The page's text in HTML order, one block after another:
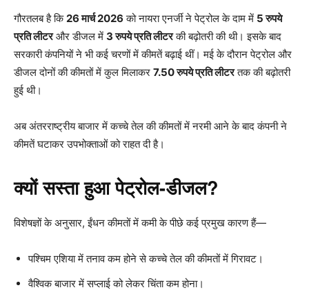
गौरतलब है कि26 मार्च 2026 को नायरा एनर्जी ने पेट्रोल के दाम में 5 रुपये
प्रति लीटरऔर डीजल में 3 रुपये प्रति लीटरकी बढ़ोतरी की थी। इसके बाद
सरकारी कंपनियों ने भी कई चरणों में कीमतें बढ़ाई थीं। मई के दौरान पेट्रोल और
डीजल दोनों की कीमतों में कुल मिलाकर 7.50 रुपये प्रति लीटरतक की बढ़ोतरी
हुई थी।
अब अंतरराष्ट्रीय बाजार में कच्चे तेल की कीमतों में नरमी आने के बाद कंपनी ने
कीमतें घटाकर उपभोक्ताओं को राहत दी है।
क्यों सस्ता हुआ पेट्रोल-डीजल?
विशेषज्ञों के अनुसार, ईंधन कीमतों में कमी के पीछे कई प्रमुख कारण हैं—
पश्चिम एशिया में तनाव कम होने से कच्चे तेल की कीमतों में गिरावट।
वैश्विक बाजार में सप्लाई को लेकर चिंता कम होना।